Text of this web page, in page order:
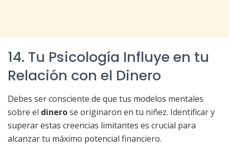
14. Tu Psicología Influye en tu
Relación con el Dinero
Debes ser consciente de que tus modelos mentales
sobre el dinerose originaron en tu niñez. Identificar y
superar estas creencias limitantes es crucial para
alcanzar tu máximo potencial financiero.